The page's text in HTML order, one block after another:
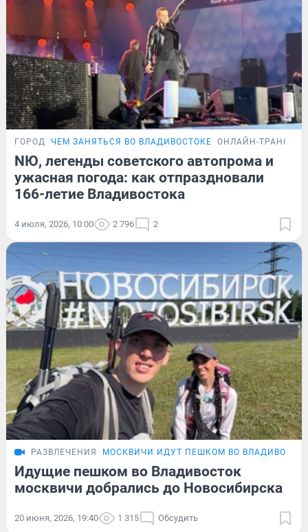
ГОРОД ЧЕМ ЗАНЯТЬСЯ ВО ВЛАДИВОСТОКЕ ОНЛАЙН-
NЮ, легенды советского автопрома и
ужасная погода: как отпраздновали
166-летие Владивостока
4 июля, 2026, 10:00 2 796 2
РАЗВЛЕЧЕНИЯ МОСКВИЧИ ИДУТ ПЕШКОМ ВО
Идущие пешком во Владивосток
москвичи добрались до Новосибирска
20 июня, 2026, 19:40 1 315 Обсудить